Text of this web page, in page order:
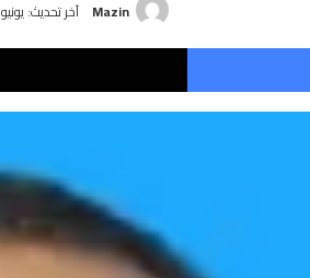
Mazin آخر تحديث: يونيو 29, 2026
فيسبوك